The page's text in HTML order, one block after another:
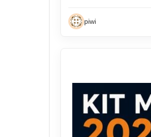
mars 2024
novembre 2023
octobre 2023
septembre 2023
août 2023
piwi